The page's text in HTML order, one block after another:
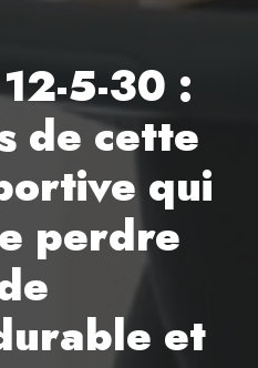
5-30 :
de cette
qui
perdre
et